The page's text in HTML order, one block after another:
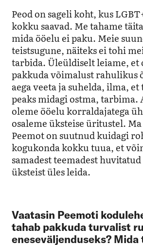
Peod on sageli koht, kus
kokku saavad. Me tahame
mida ööelu ei paku. Meie
teistsugune, näiteks ei tohi
tarbida. Üleüldiselt leiame, et
pakkuda võimalust rahulikus
aega veeta ja suhelda, ilma,
peaks midagi ostma, tarbima.
oleme ööelu korraldajatega
osaleme üksteise üritustel.
Peemot on suutnud kuidagi
kogukonda kokku tuua, et
samadest teemadest
üksteist üles leida.
Vaatasin Peemoti
tahab pakkuda turvalist
eneseväljenduseks?